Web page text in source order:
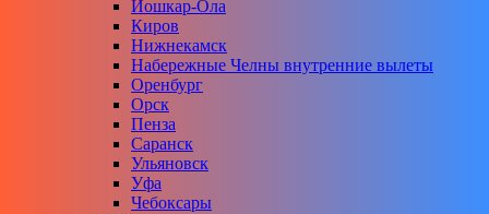
Йошкар-Ола
Киров
Нижнекамск
Набережные Челны внутренние вылеты
Оренбург
Орск
Пенза
Саранск
Ульяновск
Уфа
Чебоксары